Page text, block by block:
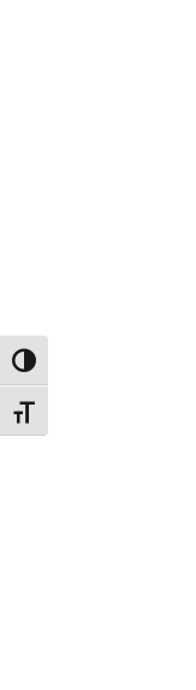
Nagy kontraszt váltása
Betűméret váltása